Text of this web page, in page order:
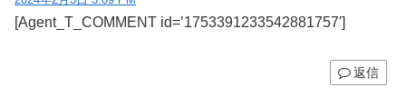
[Agent_T_COMMENT id=’1753391233542881757′]
返信